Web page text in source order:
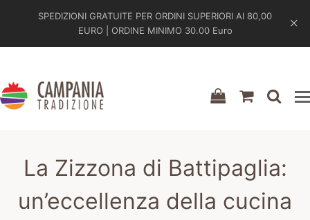
SPEDIZIONI GRATUITE PER ORDINI SUPERIORI AI 80,00
EURO | ORDINE MINIMO 30.00 Euro
shopping-
La Zizzona di Battipaglia:
un’eccellenza della cucina